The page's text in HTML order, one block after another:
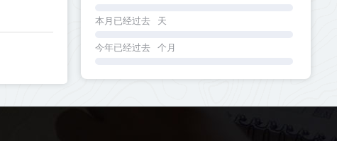
本月已经过去 天
今年已经过去 个月